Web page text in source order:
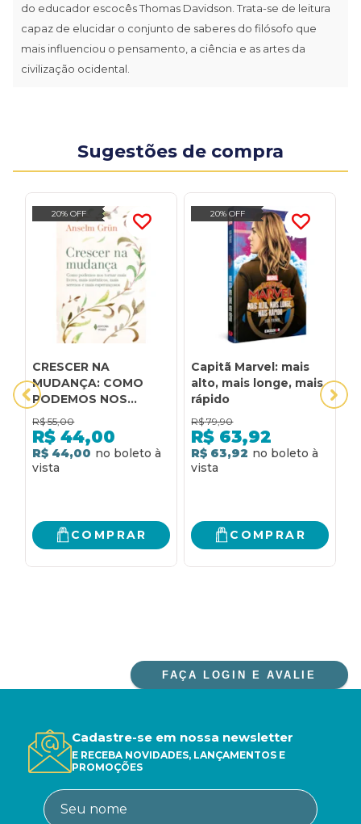
do educador escocês Thomas Davidson. Trata-se de leitura
capaz de elucidar o conjunto de saberes do filósofo que
mais influenciou o pensamento, a ciência e as artes da
civilização ocidental.
Sugestões de compra
20% OFF
CRESCER NA
MUDANÇA: COMO
PODEMOS NOS
TORNAR MAIS LIVRES,
MAIS AUTÊNTICOS,
MAIS SERENOS E MAIS
ESPERANÇOSOS
R$ 55,00
R$ 44,00
R$ 44,00
COMPRAR
20% OFF
Capitã Marvel: mais
alto, mais longe, mais
rápido
R$ 79,90
R$ 63,92
R$ 63,92
COMPRAR
FAÇA LOGIN E AVALIE
Cadastre-se em nossa newsletter
E RECEBA NOVIDADES, LANÇAMENTOS E
PROMOÇÕES